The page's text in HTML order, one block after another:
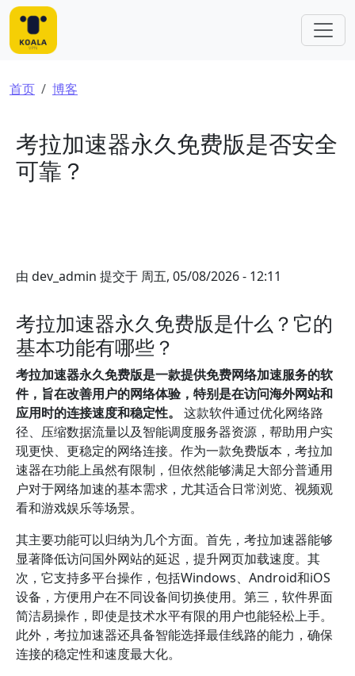
跳转到主要内容
面包屑
首页 博客
考拉加速器永久免费版是否安全
可靠？
由 dev_admin 提交于 周五, 05/08/2026 - 12:11
考拉加速器永久免费版是什么？它的
基本功能有哪些？
考拉加速器永久免费版是一款提供免费网络加速服务的软
件，旨在改善用户的网络体验，特别是在访问海外网站和
应用时的连接速度和稳定性。
这款软件通过优化网络路
径、压缩数据流量以及智能调度服务器资源，帮助用户实
现更快、更稳定的网络连接。作为一款免费版本，考拉加
速器在功能上虽然有限制，但依然能够满足大部分普通用
户对于网络加速的基本需求，尤其适合日常浏览、视频观
看和游戏娱乐等场景。
其主要功能可以归纳为几个方面。首先，考拉加速器能够
显著降低访问国外网站的延迟，提升网页加载速度。其
次，它支持多平台操作，包括Windows、Android和iOS
设备，方便用户在不同设备间切换使用。第三，软件界面
简洁易操作，即使是技术水平有限的用户也能轻松上手。
此外，考拉加速器还具备智能选择最佳线路的能力，确保
连接的稳定性和速度最大化。